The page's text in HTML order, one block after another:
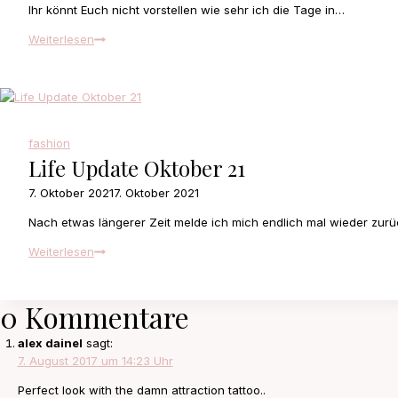
proud
call
Ihr könnt Euch nicht vorstellen wie sehr ich die Tage in…
WeiterlesenLondon
fashion
Life Update Oktober 21
7. Oktober 20217. Oktober 2021
Nach etwas längerer Zeit melde ich mich endlich mal wieder
WeiterlesenLife
0 Kommentare
alex dainel sagt:
7. August 2017 um 14:23 Uhr
Perfect look with the damn attraction tattoo..